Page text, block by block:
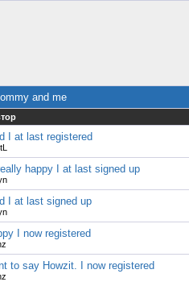
and me
I at last registered
happy I at last signed up
I at last signed up
I now registered
to say Howzit. I now registered